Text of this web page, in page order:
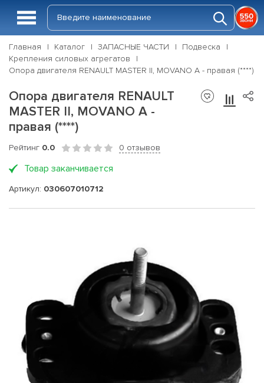
Главная Каталог ЗАПАСНЫЕ ЧАСТИ
Подвеска
Крепления силовых агрегатов
Опора двигателя RENAULT MASTER II, MOVANO A - правая (****)
Опора двигателя RENAULT
MASTER II, MOVANO A -
правая (****)
Рейтинг 0.0 0 отзывов
Товар заканчивается
Артикул: 030607010712